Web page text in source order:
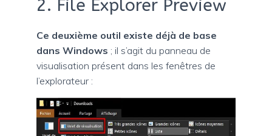
2. File Explorer Preview
Ce deuxième outil existe déjà de base
dans Windows ; il s’agit du panneau de
visualisation présent dans les fenêtres de
l’explorateur :